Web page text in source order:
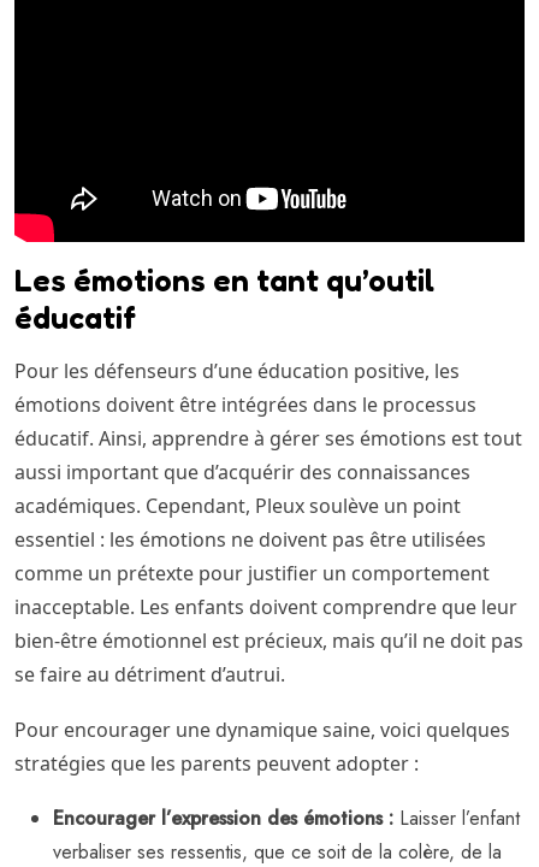
Les émotions en tant qu’outil
éducatif
Pour les défenseurs d’une éducation positive, les
émotions doivent être intégrées dans le processus
éducatif. Ainsi, apprendre à gérer ses émotions est tout
aussi important que d’acquérir des connaissances
académiques. Cependant, Pleux soulève un point
essentiel : les émotions ne doivent pas être utilisées
comme un prétexte pour justifier un comportement
inacceptable. Les enfants doivent comprendre que leur
bien-être émotionnel est précieux, mais qu’il ne doit pas
se faire au détriment d’autrui.
Pour encourager une dynamique saine, voici quelques
stratégies que les parents peuvent adopter :
Encourager l’expression des émotions : Laisser l’enfant
verbaliser ses ressentis, que ce soit de la colère, de la